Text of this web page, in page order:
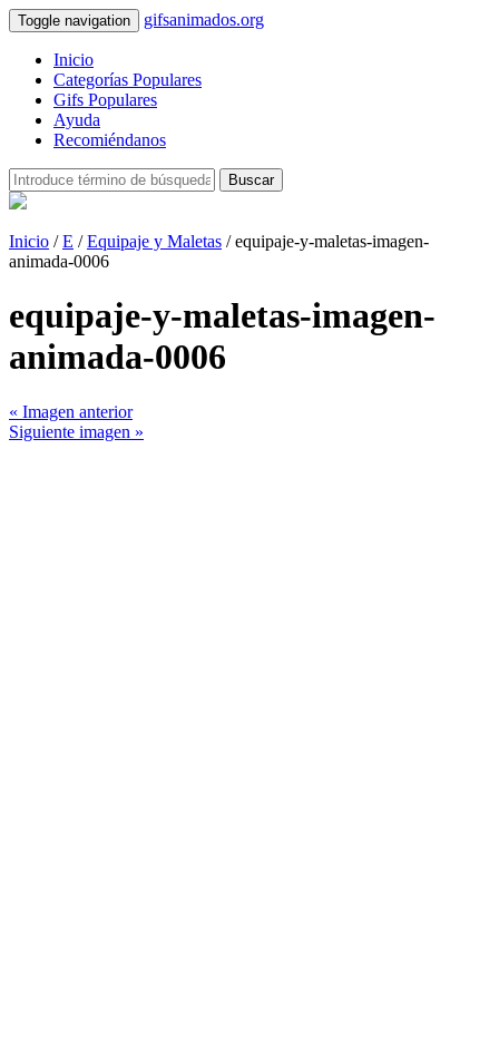
Toggle navigation gifsanimados.org
Inicio
Categorías Populares
Gifs Populares
Ayuda
Recomiéndanos
Buscar
Inicio /E /Equipaje y Maletas / equipaje-y-maletas-imagen-
animada-0006
equipaje-y-maletas-imagen-
animada-0006
« Imagen anterior
Siguiente imagen »